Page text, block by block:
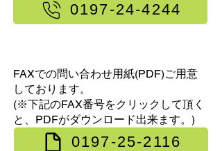
0197-24-4244
FAXでの問い合わせ用紙(PDF)ご用意
しております。
(※下記のFAX番号をクリックして頂く
と、PDFがダウンロード出来ます。)
0197-25-2116